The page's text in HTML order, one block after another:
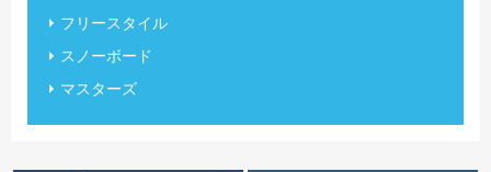
フリースタイル
スノーボード
マスターズ